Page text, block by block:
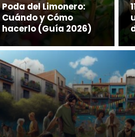
Poda del Limonero:
Cuándo y Cómo
hacerlo (Guía 2026)